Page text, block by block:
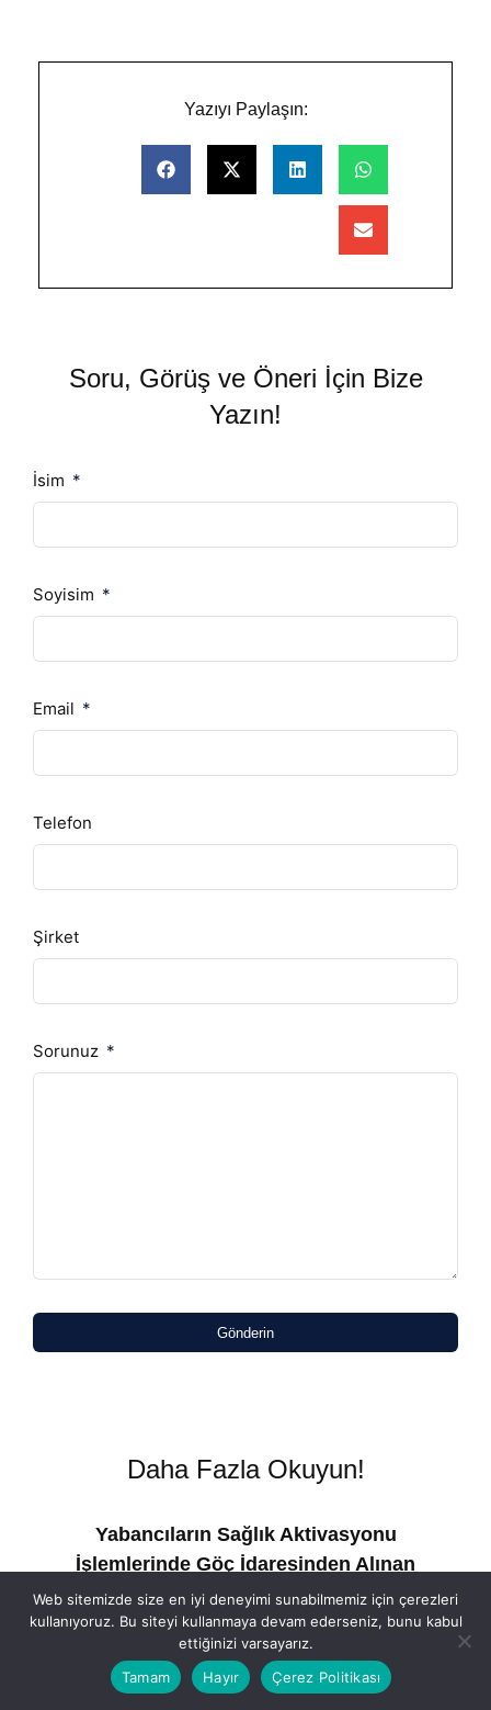
Yazıyı Paylaşın:
Soru, Görüş ve Öneri İçin Bize
Yazın!
İsim
Soyisim
Email
Telefon
Şirket
Sorunuz
Gönderin
Daha Fazla Okuyun!
Yabancıların Sağlık Aktivasyonu
İşlemlerinde Göç İdaresinden Alınan
“Refakatçi/Bağlı Belgesi” Geçerli
Kabul Edilecektir
4 Ağustos 2026
Web sitemizde size en iyi deneyimi sunabilmemiz için çerezleri
kullanıyoruz. Bu siteyi kullanmaya devam ederseniz, bunu kabul
ettiğinizi varsayarız.
Tamam
Hayır Çerez Politikası